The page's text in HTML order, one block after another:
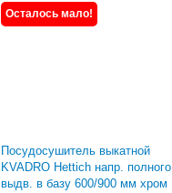
Осталось мало!
Посудосушитель выкатной
KVADRO Hettich напр. полного
выдв. в базу 600/900 мм хром